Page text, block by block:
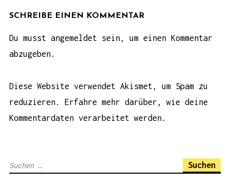
N
A
V
A
T
I
SCHREIBE EINEN KOMMENTAR
Du musst angemeldet sein, um einen Kommentar
abzugeben.
Diese Website verwendet Akismet, um Spam zu
reduzieren. Erfahre mehr darüber, wie deine
Kommentardaten verarbeitet werden.
S